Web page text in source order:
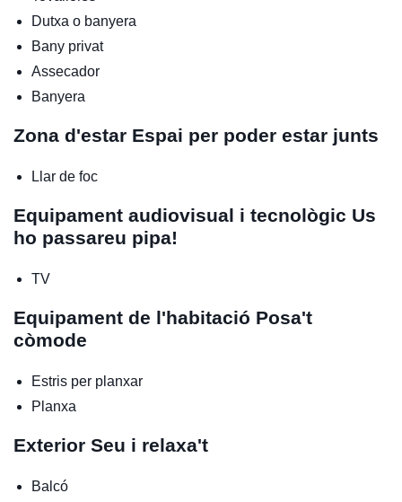
Dutxa o banyera
Bany privat
Assecador
Banyera
Zona d'estar Espai per poder estar junts
Llar de foc
Equipament audiovisual i tecnològic Us
ho passareu pipa!
TV
Equipament de l'habitació Posa't
còmode
Estris per planxar
Planxa
Exterior Seu i relaxa't
Balcó